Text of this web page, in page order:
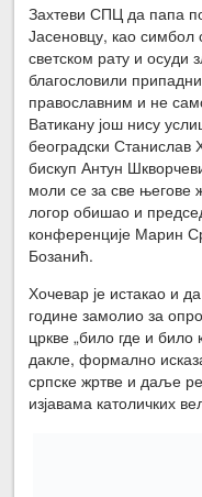
Захтеви СПЦ да папа
Јасеновцу, као симбол
светском рату и осуди
благословили
православним и не
Ватикану још нису
београдски Станислав
бискуп Антун
моли се за све његове
логор обишао и
конференције Марин
Бозанић.
Хочевар је истакао и
године замолио за
цркве „било где и
дакле, формално
српске жртве и даље
изјавама католичких